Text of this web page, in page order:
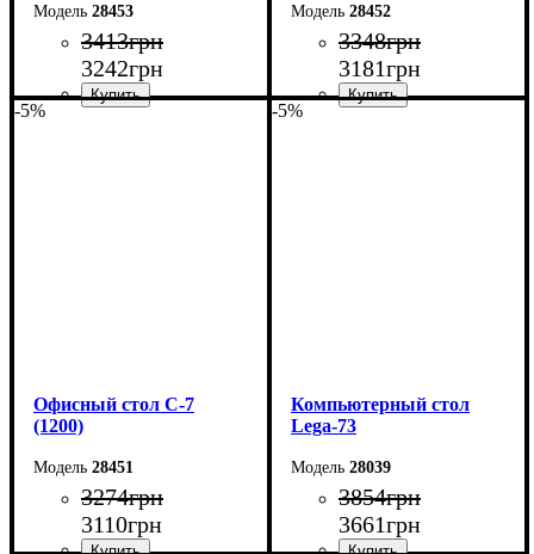
28453
3413грн
3242грн
28452
3348грн
3181грн
-5%
Офисный стол С-7
(1200)
28451
3274грн
3110грн
-5%
Компьютерный стол
Lega-73
28039
3854грн
3661грн